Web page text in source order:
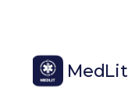
MedLit